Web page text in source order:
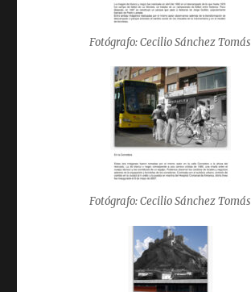
Fotógrafo: Cecilio Sánchez Tomás
Fotógrafo: Cecilio Sánchez Tomás